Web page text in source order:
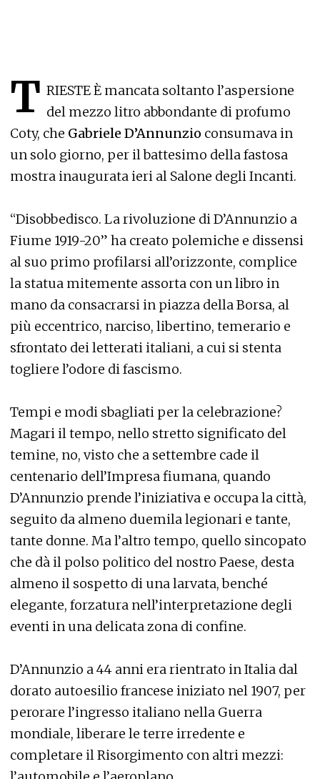
T RIESTE È mancata soltanto l’aspersione
del mezzo litro abbondante di profumo
Coty, che Gabriele D’Annunzio consumava in
un solo giorno, per il battesimo della fastosa
mostra inaugurata ieri al Salone degli Incanti.
“Disobbedisco. La rivoluzione di D’Annunzio a
Fiume 1919-20” ha creato polemiche e dissensi
al suo primo profilarsi all’orizzonte, complice
la statua mitemente assorta con un libro in
mano da consacrarsi in piazza della Borsa, al
più eccentrico, narciso, libertino, temerario e
sfrontato dei letterati italiani, a cui si stenta
togliere l’odore di fascismo.
Tempi e modi sbagliati per la celebrazione?
Magari il tempo, nello stretto significato del
temine, no, visto che a settembre cade il
centenario dell’Impresa fiumana, quando
D’Annunzio prende l’iniziativa e occupa la città,
seguito da almeno duemila legionari e tante,
tante donne. Ma l’altro tempo, quello sincopato
che dà il polso politico del nostro Paese, desta
almeno il sospetto di una larvata, benché
elegante, forzatura nell’interpretazione degli
eventi in una delicata zona di confine.
D’Annunzio a 44 anni era rientrato in Italia dal
dorato autoesilio francese iniziato nel 1907, per
perorare l’ingresso italiano nella Guerra
mondiale, liberare le terre irredente e
completare il Risorgimento con altri mezzi: